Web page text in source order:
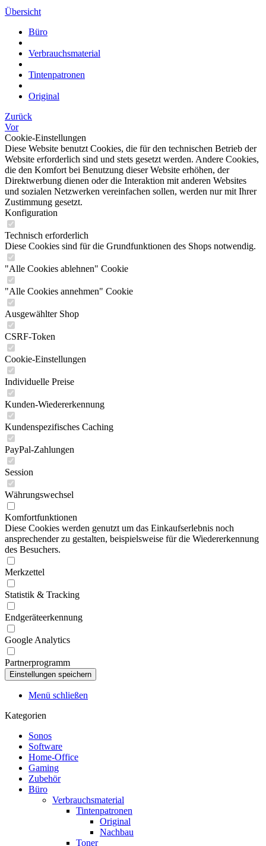
Übersicht
Büro
Verbrauchsmaterial
Tintenpatronen
Original
Zurück
Vor
Cookie-Einstellungen
Diese Website benutzt Cookies, die für den technischen Betrieb der
Website erforderlich sind und stets gesetzt werden. Andere Cookies,
die den Komfort bei Benutzung dieser Website erhöhen, der
Direktwerbung dienen oder die Interaktion mit anderen Websites
und sozialen Netzwerken vereinfachen sollen, werden nur mit Ihrer
Zustimmung gesetzt.
Konfiguration
Technisch erforderlich
Diese Cookies sind für die Grundfunktionen des Shops notwendig.
"Alle Cookies ablehnen" Cookie
"Alle Cookies annehmen" Cookie
Ausgewählter Shop
CSRF-Token
Cookie-Einstellungen
Individuelle Preise
Kunden-Wiedererkennung
Kundenspezifisches Caching
PayPal-Zahlungen
Session
Währungswechsel
Komfortfunktionen
Diese Cookies werden genutzt um das Einkaufserlebnis noch
ansprechender zu gestalten, beispielsweise für die Wiedererkennung
des Besuchers.
Merkzettel
Statistik & Tracking
Endgeräteerkennung
Google Analytics
Partnerprogramm
Menü schließen
Kategorien
Sonos
Software
Home-Office
Gaming
Zubehör
Büro
Verbrauchsmaterial
Tintenpatronen
Original
Nachbau
Toner